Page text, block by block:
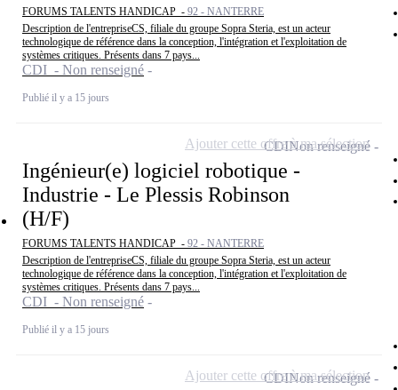
FORUMS TALENTS HANDICAP - 92 - NANTERRE
Description de l'entrepriseCS, filiale du groupe Sopra Steria, est un acteur
technologique de référence dans la conception, l'intégration et l'exploitation de
systèmes critiques. Présents dans 7 pays...
CDI - Non renseigné
Publié il y a 15 jours
Ingénieur(e) logiciel robotique -
Industrie - Le Plessis Robinson
(H/F)
FORUMS TALENTS HANDICAP - 92 - NANTERRE
Description de l'entrepriseCS, filiale du groupe Sopra Steria, est un acteur
technologique de référence dans la conception, l'intégration et l'exploitation de
systèmes critiques. Présents dans 7 pays...
CDI - Non renseigné
Publié il y a 15 jours
CDINon renseigné
Ajouter cette offre à ma sélection
CDINon renseigné
Ajouter cette offre à ma sélection